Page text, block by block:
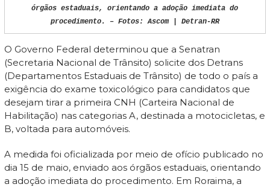
órgãos estaduais, orientando a adoção imediata do
procedimento. – Fotos: Ascom | Detran-RR
O Governo Federal determinou que a Senatran
(Secretaria Nacional de Trânsito) solicite dos Detrans
(Departamentos Estaduais de Trânsito) de todo o país a
exigência do exame toxicológico para candidatos que
desejam tirar a primeira CNH (Carteira Nacional de
Habilitação) nas categorias A, destinada a motocicletas, e
B, voltada para automóveis.
A medida foi oficializada por meio de ofício publicado no
dia 15 de maio, enviado aos órgãos estaduais, orientando
a adoção imediata do procedimento. Em Roraima, a